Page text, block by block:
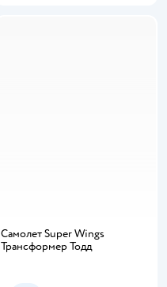
Самолет Super Wings
Трансформер Тодд